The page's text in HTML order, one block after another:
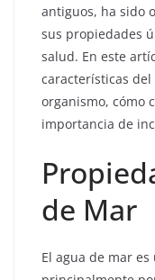
antiguos, ha sido
sus propiedades
salud. En este
características
organismo, cómo
importancia de
de Mar
El agua de mar